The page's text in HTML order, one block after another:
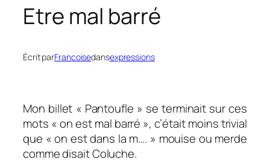
Etre mal barré
Écrit parFrancoisedansexpressions
Mon billet « Pantoufle » se terminait sur ces
mots « on est mal barré », c’était moins trivial
que « on est dans la m…. » mouise ou merde
comme disait Coluche.